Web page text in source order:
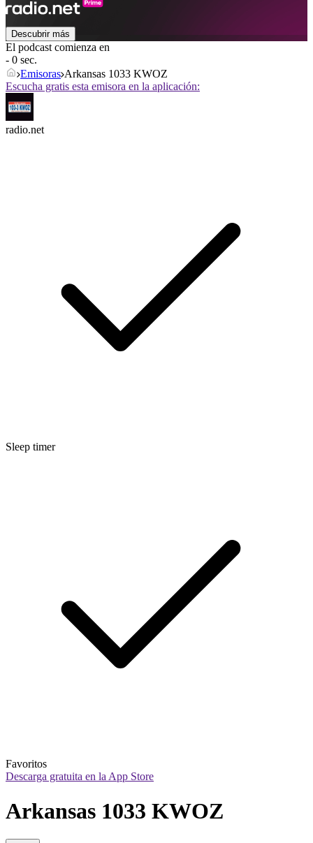
Descubrir más
El podcast comienza en
- 0 sec.
Emisoras Arkansas 1033 KWOZ
Escucha gratis esta emisora en la aplicación:
radio.net
Sleep timer
Favoritos
Descarga gratuita en la App Store
Arkansas 1033 KWOZ